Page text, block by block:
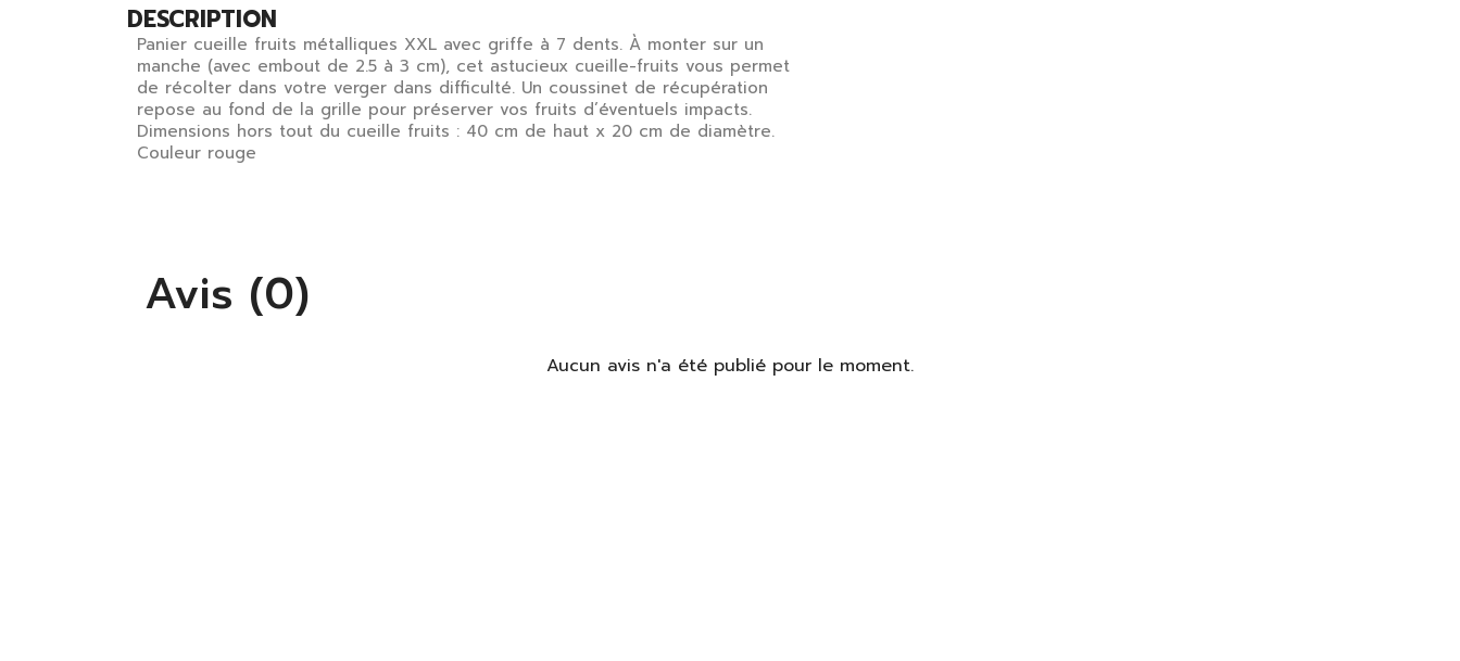
DESCRIPTION
Panier cueille fruits métalliques XXL avec griffe à 7 dents. À monter sur un
manche (avec embout de 2.5 à 3 cm), cet astucieux cueille-fruits vous permet
de récolter dans votre verger dans difficulté. Un coussinet de récupération
repose au fond de la grille pour préserver vos fruits d’éventuels impacts.
Dimensions hors tout du cueille fruits : 40 cm de haut x 20 cm de diamètre.
Couleur rouge
Avis (0)
Aucun avis n'a été publié pour le moment.